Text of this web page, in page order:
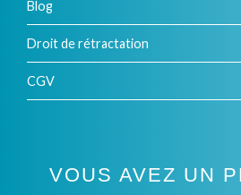
Blog
Droit de rétractation
CGV
VOUS AVEZ UN